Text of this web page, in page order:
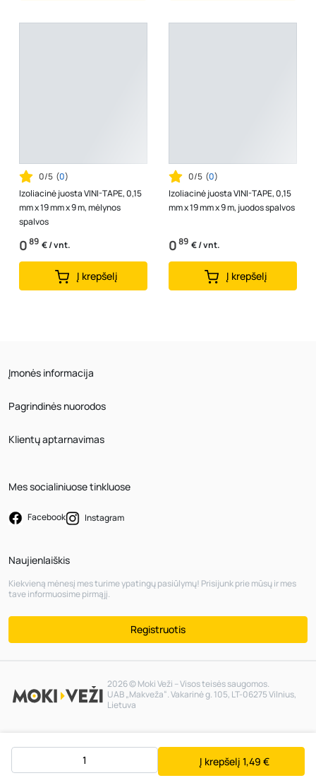
Į krepšelį 1,49 €
0/5 (0)
Izoliacinė juosta VINI-TAPE, 0,15
mm x 19 mm x 9 m, mėlynos
spalvos
089 € / vnt.
Į krepšelį
0/5 (0)
Izoliacinė juosta VINI-TAPE, 0,15
mm x 19 mm x 9 m, juodos spalvos
089 € / vnt.
Į krepšelį
Įmonės informacija
Pagrindinės nuorodos
Klientų aptarnavimas
Mes socialiniuose tinkluose
Facebook Instagram
Naujienlaiškis
Kiekvieną mėnesį mes turime ypatingų pasiūlymų! Prisijunk prie mūsų ir mes
tave informuosime pirmąjį.
Registruotis
2026 © Moki Veži – Visos teisės saugomos.
UAB „Makveža“. Vakarinė g. 105, LT-06275 Vilnius,
Lietuva